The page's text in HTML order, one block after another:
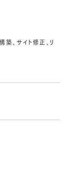
、サイト修正、リ